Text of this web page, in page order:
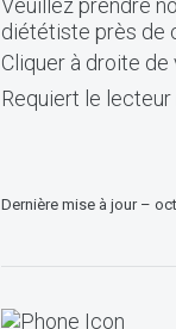
Veuillez prendre
diététiste près de
Cliquer à droite
Requiert le
Dernière mise à jour –